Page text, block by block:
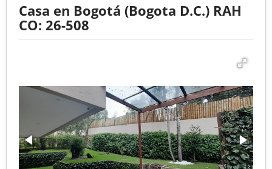
Casa en Bogotá (Bogota D.C.) RAH
CO: 26-508